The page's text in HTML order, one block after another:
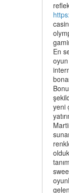
En
yeni